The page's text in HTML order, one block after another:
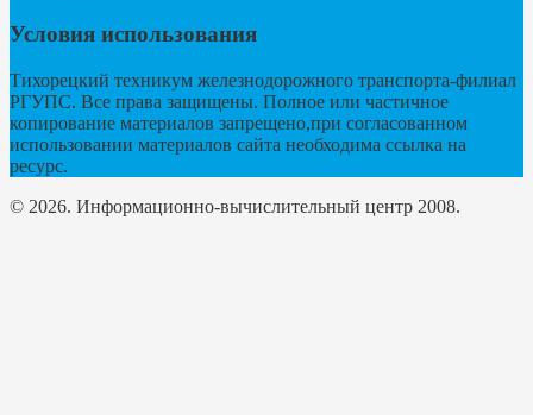
Условия использования
Тихорецкий техникум железнодорожного транспорта-филиал
РГУПС. Все права защищены. Полное или частичное
копирование материалов запрещено,при согласованном
использовании материалов сайта необходима ссылка на
ресурс.
© 2026. Информационно-вычислительный центр 2008.